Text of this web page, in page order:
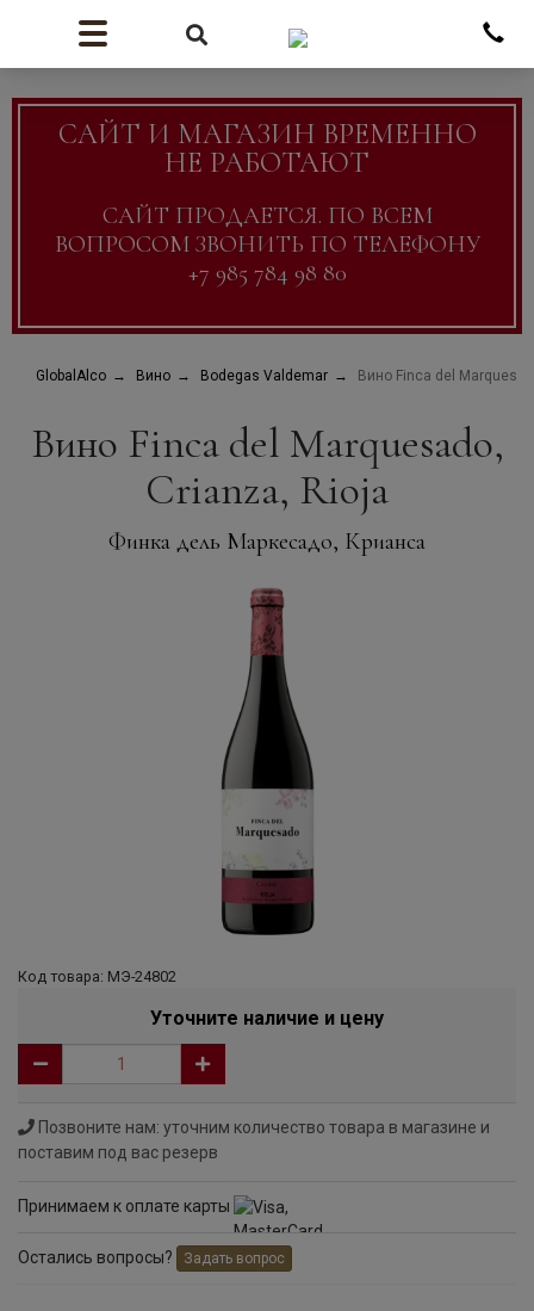
САЙТ И МАГАЗИН ВРЕМЕННО
НЕ РАБОТАЮТ
САЙТ ПРОДАЕТСЯ. ПО ВСЕМ
ВОПРОСОМ ЗВОНИТЬ ПО ТЕЛЕФОНУ
+7 985 784 98 80
GlobalAlco Вино Bodegas Valdemar Вино Finca del
Вино Finca del Marquesado,
Crianza, Rioja
Финка дель Маркесадо, Крианса
Код товара: МЭ-24802
Уточните наличие и цену
Позвоните нам: уточним количество товара в магазине и
поставим под вас резерв
Принимаем к оплате карты
Остались вопросы? Задать вопрос